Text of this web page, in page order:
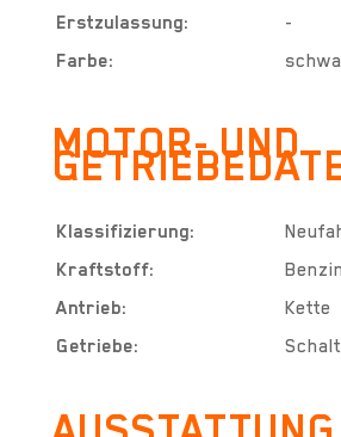
Erstzulassung:
-
Farbe:
MOTOR- UND
Klassifizierung:
Kraftstoff:
Benzin
Antrieb:
Kette
Getriebe: